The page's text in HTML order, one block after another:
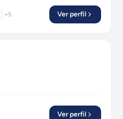
+5 Ver perfil
Ver perfil